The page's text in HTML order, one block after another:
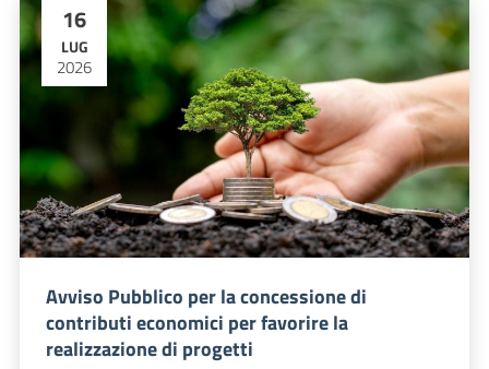
16
LUG
2026
Avviso Pubblico per la concessione di
contributi economici per favorire la
realizzazione di progetti